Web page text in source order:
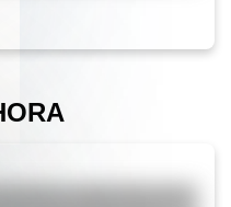
Cayetano: ¿quién fue y por